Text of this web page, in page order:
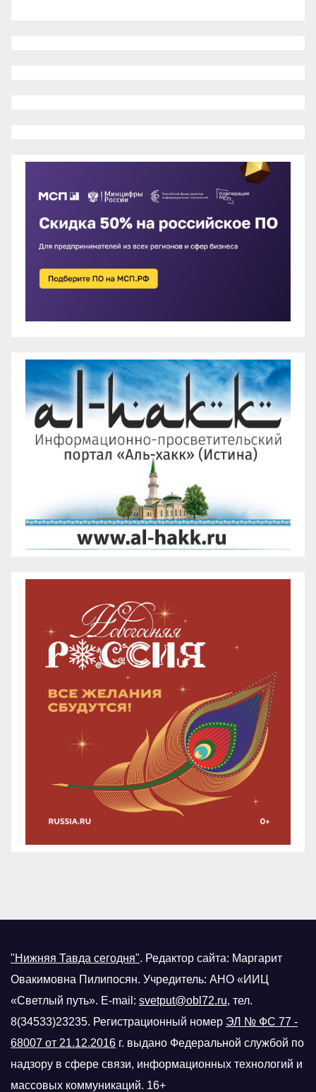
"Нижняя Тавда сегодня". Редактор сайта: Маргарит
Овакимовна Пилипосян. Учредитель: АНО «ИИЦ
«Светлый путь». E-mail: svetput@obl72.ru, тел.
8(34533)23235. Регистрационный номер ЭЛ № ФС 77 -
68007 от 21.12.2016 г. выдано Федеральной службой по
надзору в сфере связи, информационных технологий и
массовых коммуникаций. 16+